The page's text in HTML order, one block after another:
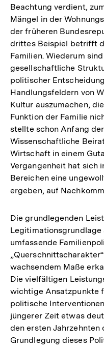
Beachtung verdient,
Mängel in der
der früheren
drittes Beispiel betrifft
Familien. Wiederum
gesellschaftliche
politischer
Handlungsfeldern von
Kultur auszumachen,
Funktion der Familie
stellte schon Anfang
Wissenschaftliche
Wirtschaft in einem
Vergangenheit hat sich
Bereichen eine
ergeben, auf
Die grundlegenden
umfassende
wachsendem Maße
Die vielfältigen
wichtige Ansatzpunkte
politische
jüngerer Zeit etwas
den ersten Jahrzehnten
Grundlegung dieses